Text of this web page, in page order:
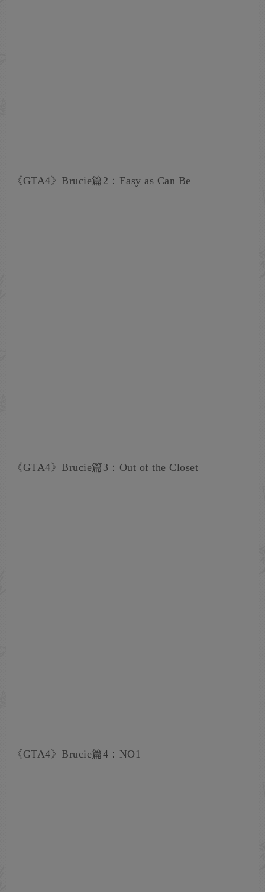
《GTA4》Brucie篇2：Easy as Can Be
《GTA4》Brucie篇3：Out of the Closet
《GTA4》Brucie篇4：NO1